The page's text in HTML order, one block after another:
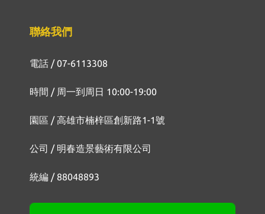
聯絡我們
電話 / 07-6113308
時間 / 周一到周日 10:00-19:00
園區 / 高雄市楠梓區創新路1-1號
公司 / 明春造景藝術有限公司
統編 / 88048893